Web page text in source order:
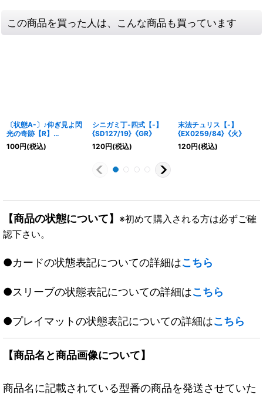
この商品を買った人は、こんな商品も買っています
〔状態A-〕♪仰ぎ見よ閃
光の奇跡【R】
{P35/Y18}《光》
100円(税込)
シニガミ丁-四式【-】
{SD127/19}《GR》
120円(税込)
末法チュリス【-】
{EX0259/84}《火》
120円(税込)
【商品の状態について】 ※初めて購入される方は必ずご確
認下さい。
●カードの状態表記についての詳細はこちら
●スリーブの状態表記についての詳細はこちら
●プレイマットの状態表記についての詳細はこちら
【商品名と商品画像について】
商品名に記載されている型番の商品を発送させていた